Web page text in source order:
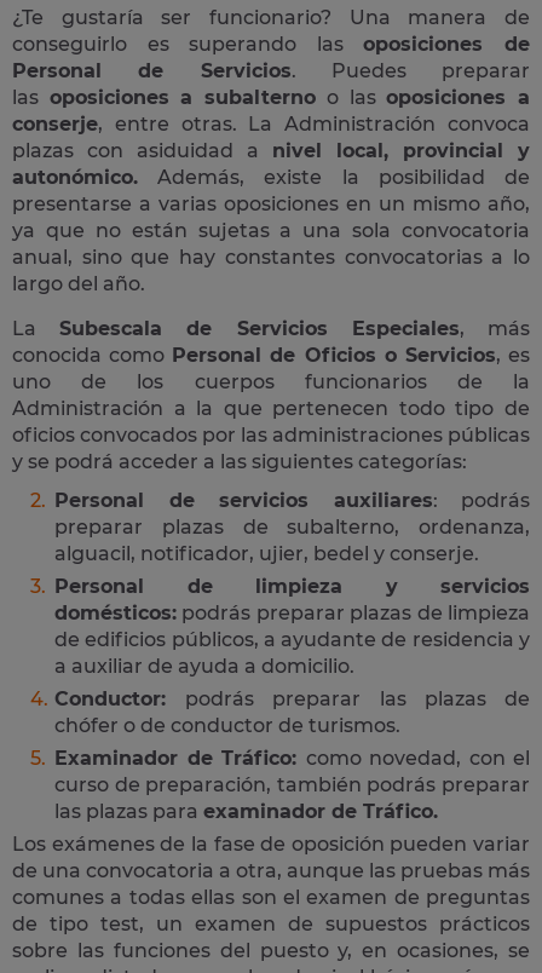
¿Te gustaría ser funcionario? Una manera de
conseguirlo es superando lasoposiciones de
Personal de Servicios. Puedes preparar
las oposiciones a subalterno o lasoposiciones a
conserje, entre otras. La Administración convoca
plazas con asiduidad a nivel local, provincial y
autonómico. Además, existe la posibilidad de
presentarse a varias oposiciones en un mismo año,
ya que no están sujetas a una sola convocatoria
anual, sino que hay constantes convocatorias a lo
largo del año.
LaSubescala de Servicios Especiales, más
conocida como Personal de Oficios o Servicios, es
uno de los cuerpos funcionarios de la
Administración a la que pertenecen todo tipo de
oficios convocados por las administraciones públicas
y se podrá acceder a las siguientes categorías:
Personal de servicios auxiliares: podrás
preparar plazas de subalterno, ordenanza,
alguacil, notificador, ujier, bedel y conserje.
Personal de limpieza y servicios
domésticos: podrás preparar plazas de limpieza
de edificios públicos, a ayudante de residencia y
a auxiliar de ayuda a domicilio.
Conductor: podrás preparar las plazas de
chófer o de conductor de turismos.
Examinador de Tráfico: como novedad, con el
curso de preparación, también podrás preparar
las plazas para examinador de Tráfico.
Los exámenes de la fase de oposición pueden variar
de una convocatoria a otra, aunque las pruebas más
comunes a todas ellas son el examen de preguntas
de tipo test, un examen de supuestos prácticos
sobre las funciones del puesto y, en ocasiones, se